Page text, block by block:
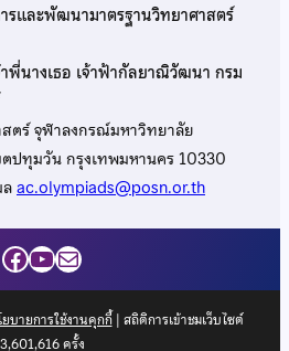
รและพัฒนามาตรฐานวิทยาศาสตร์
พี่นางเธอ เจ้าฟ้ากัลยาณิวัฒนา กรม
ตร์ จุฬาลงกรณ์มหาวิทยาลัย
ปทุมวัน กรุงเทพมหานคร 10330
ac.olympiads@posn.or.th
Facebook
YouTube
Mail
บายการใช้งานคุกกี้| สถิติการเข้าชมเว็บไซต์
3,601,616ครั้ง